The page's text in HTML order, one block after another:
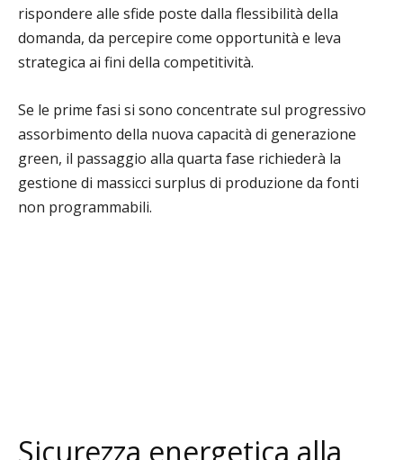
rispondere alle sfide poste dalla flessibilità della
domanda, da percepire come opportunità e leva
strategica ai fini della competitività.
Se le prime fasi si sono concentrate sul progressivo
assorbimento della nuova capacità di generazione
green, il passaggio alla quarta fase richiederà la
gestione di massicci surplus di produzione da fonti
non programmabili.
Sicurezza energetica alla